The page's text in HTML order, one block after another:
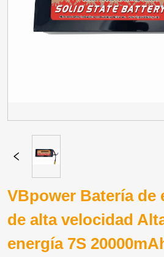
VBpower Batería de
de alta velocidad
energía 7S